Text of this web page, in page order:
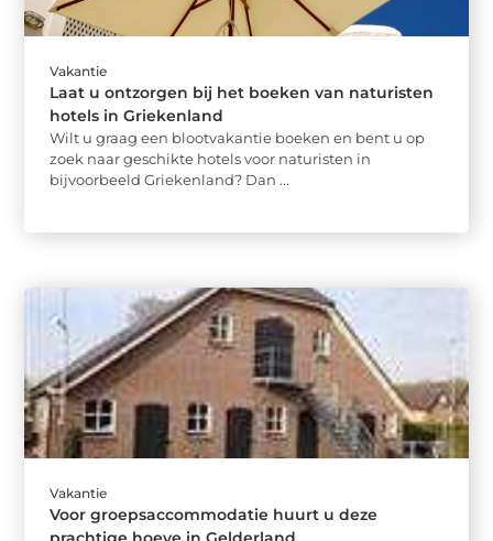
Vakantie
Laat u ontzorgen bij het boeken van naturisten
hotels in Griekenland
Wilt u graag een blootvakantie boeken en bent u op
zoek naar geschikte hotels voor naturisten in
bijvoorbeeld Griekenland? Dan ...
Vakantie
Voor groepsaccommodatie huurt u deze